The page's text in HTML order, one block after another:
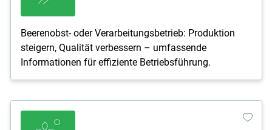
Beerenobst- oder Verarbeitungsbetrieb: Produktion
steigern, Qualität verbessern – umfassende
Informationen für effiziente Betriebsführung.